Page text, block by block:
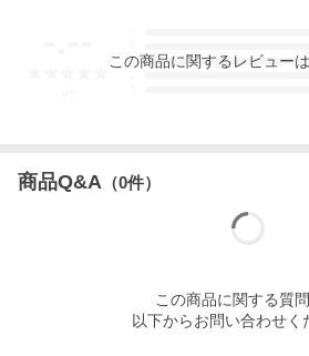
3
この商品に関するレビュー
商品Q&A （0件）
この商品に関する質問
以下からお問い合わせく